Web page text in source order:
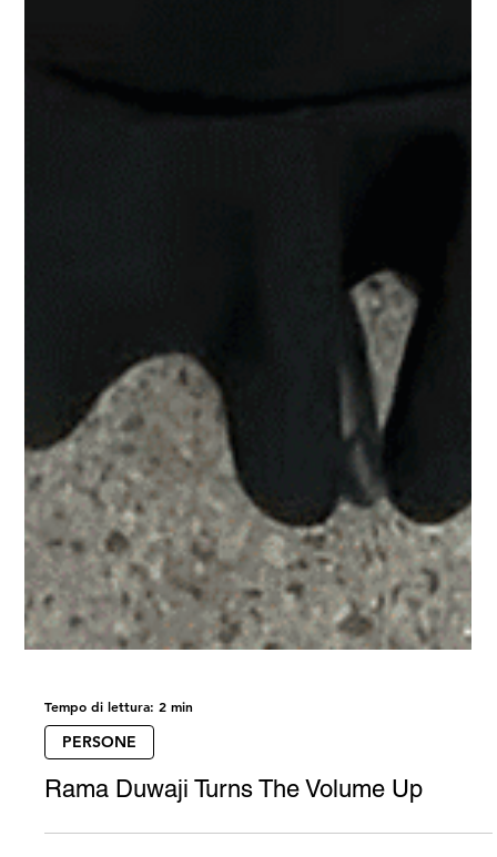
Tempo di lettura: 2 min
PERSONE
Rama Duwaji Turns The Volume Up